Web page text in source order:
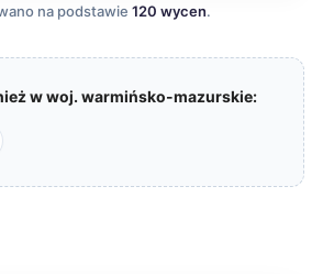
na podstawie 120 wycen.
w woj. warmińsko-mazurskie: